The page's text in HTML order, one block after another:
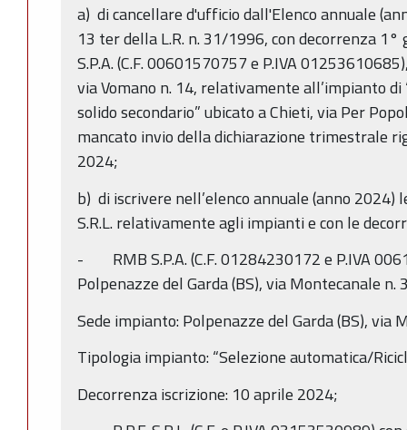
a) di cancellare d'ufficio dall'Elenco annuale
13 ter della L.R. n. 31/1996, con decorrenza 1°
S.P.A. (C.F. 00601570757 e P.IVA
via Vomano n. 14, relativamente all’impianto
solido secondario” ubicato a Chieti, via Per
mancato invio della dichiarazione trimestrale
2024;
b) di iscrivere nell’elenco annuale (anno 2024)
S.R.L. relativamente agli impianti e con le
- RMB S.P.A. (C.F. 01284230172 e P.IVA
Polpenazze del Garda (BS), via Montecanale n.
Sede impianto: Polpenazze del Garda (BS), via
Tipologia impianto: “Selezione automatica/
Decorrenza iscrizione: 10 aprile 2024;